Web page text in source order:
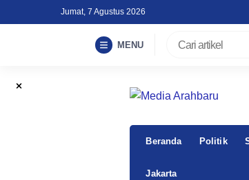
to
Jumat, 7 Agustus 2026
MENU
Beranda Politik
Jakarta